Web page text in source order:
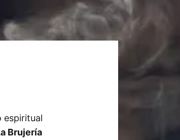
espiritual
Brujería